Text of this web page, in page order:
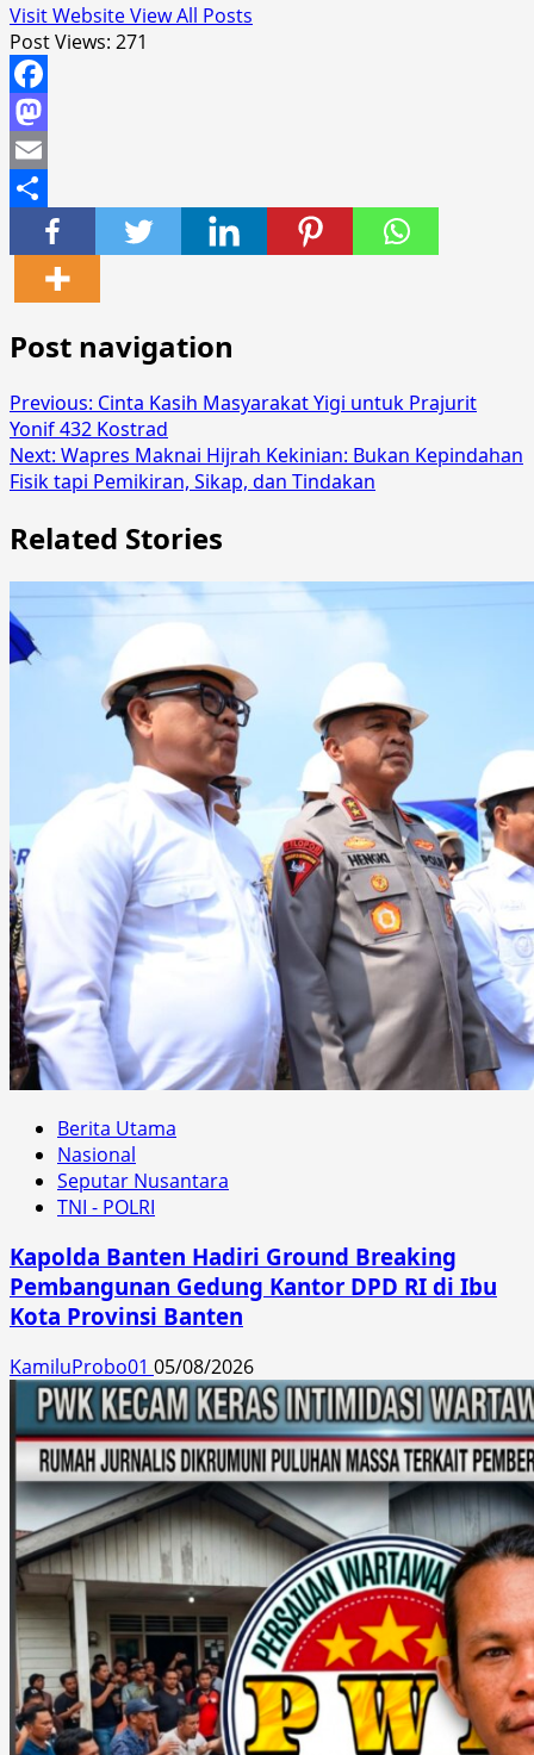
Visit WebsiteView All Posts
Post Views: 271
Facebook
Mastodon
Email
Share
Post navigation
Previous: Cinta Kasih Masyarakat Yigi untuk Prajurit
Yonif 432 Kostrad
Next: Wapres Maknai Hijrah Kekinian: Bukan Kepindahan
Fisik tapi Pemikiran, Sikap, dan Tindakan
Related Stories
Berita Utama
Nasional
Seputar Nusantara
TNI - POLRI
Kapolda Banten Hadiri Ground Breaking
Pembangunan Gedung Kantor DPD RI di Ibu
Kota Provinsi Banten
KamiluProbo01 05/08/2026